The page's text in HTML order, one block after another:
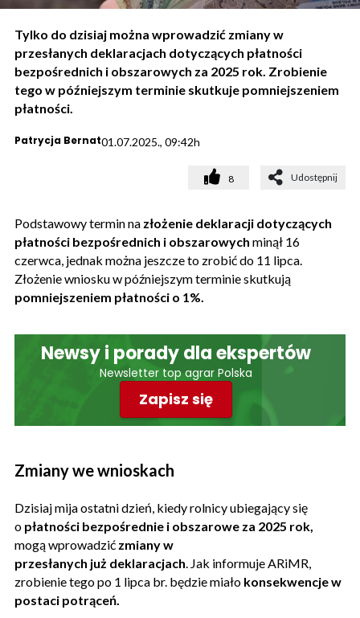
Tylko do dzisiaj można wprowadzić zmiany w
przesłanych deklaracjach dotyczących płatności
bezpośrednich i obszarowych za 2025 rok. Zrobienie
tego w późniejszym terminie skutkuje pomniejszeniem
płatności.
Patrycja Bernat01.07.2025., 09:42h
8 Udostępnij
Podstawowy termin na złożenie deklaracji dotyczących
płatności bezpośrednich i obszarowych minął 16
czerwca, jednak można jeszcze to zrobić do 11 lipca.
Złożenie wniosku w późniejszym terminie skutkują
pomniejszeniem płatności o 1%.
Newsy i porady dla ekspertów
Newsletter top agrar Polska
Zapisz się
Zmiany we wnioskach
Dzisiaj mija ostatni dzień, kiedy rolnicy ubiegający się
o płatności bezpośrednie i obszarowe za 2025 rok,
mogą wprowadzić zmiany w
przesłanych już deklaracjach. Jak informuje ARiMR,
zrobienie tego po 1 lipca br. będzie miało konsekwencje w
postaci potrąceń.